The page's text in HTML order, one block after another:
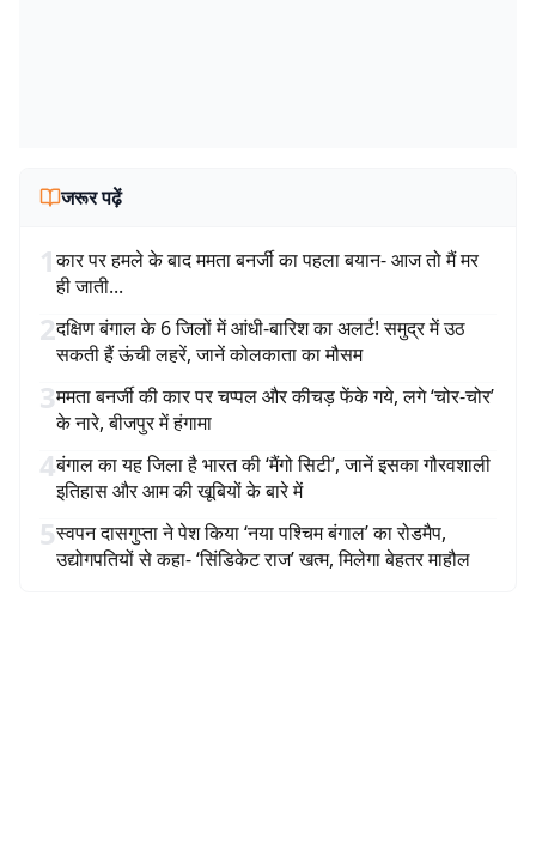
जरूर पढ़ें
1कार पर हमले के बाद ममता बनर्जी का पहला बयान- आज तो मैं मर
ही जाती...
2दक्षिण बंगाल के 6 जिलों में आंधी-बारिश का अलर्ट! समुद्र में उठ
सकती हैं ऊंची लहरें, जानें कोलकाता का मौसम
3ममता बनर्जी की कार पर चप्पल और कीचड़ फेंके गये, लगे ‘चोर-चोर’
के नारे, बीजपुर में हंगामा
4बंगाल का यह जिला है भारत की ‘मैंगो सिटी’, जानें इसका गौरवशाली
इतिहास और आम की खूबियों के बारे में
5स्वपन दासगुप्ता ने पेश किया ‘नया पश्चिम बंगाल’ का रोडमैप,
उद्योगपतियों से कहा- ‘सिंडिकेट राज’ खत्म, मिलेगा बेहतर माहौल